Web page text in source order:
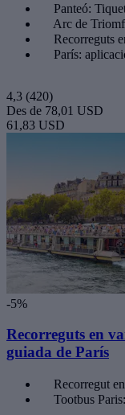
Panteó:
Arc de Triomf
Recorreguts
París:
4,3 (420)
Des de 78,01 USD
61,83 USD
-5%
Recorreguts en
guiada de París
Recorregut
Tootbus